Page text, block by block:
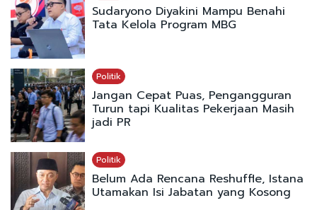
Sudaryono Diyakini Mampu Benahi
Tata Kelola Program MBG
Politik
Jangan Cepat Puas, Pengangguran
Turun tapi Kualitas Pekerjaan Masih
jadi PR
Politik
Belum Ada Rencana Reshuffle, Istana
Utamakan Isi Jabatan yang Kosong